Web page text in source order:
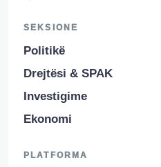
SEKSIONE
Politikë
Drejtësi & SPAK
Investigime
Ekonomi
PLATFORMA